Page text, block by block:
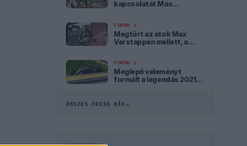
kapcsolatát Max
FORMA-1
Megtört az átok Max
Verstappen mellett, a
FORMA-1
Meglepő véleményt
formált a legendás 2021-
ÖSSZES FRISS HÍR→